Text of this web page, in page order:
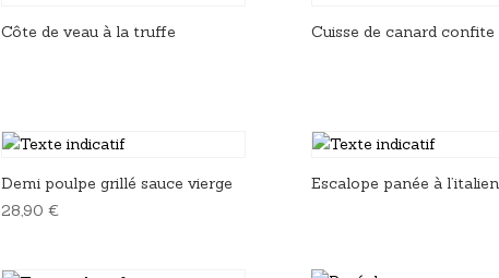
Côte de veau à la truffe Cuisse de canard confite
Demi poulpe grillé sauce vierge
28,90 €
Escalope panée à